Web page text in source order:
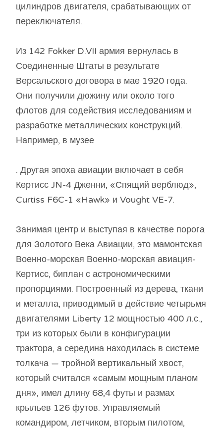
цилиндров двигателя, срабатывающих от
переключателя.
Из 142 Fokker D.VII армия вернулась в
Соединенные Штаты в результате
Версальского договора в мае 1920 года.
Они получили дюжину или около того
флотов для содействия исследованиям и
разработке металлических конструкций.
Например, в музее
. Другая эпоха авиации включает в себя
Кертисс JN-4 Дженни, «Спящий верблюд»,
Curtiss F6C-1 «Hawk» и Vought VE-7.
Занимая центр и выступая в качестве порога
для Золотого Века Авиации, это мамонтская
Военно-морская Военно-морская авиация-
Кертисс, биплан с астрономическими
пропорциями. Построенный из дерева, ткани
и металла, приводимый в действие четырьмя
двигателями Liberty 12 мощностью 400 л.с.,
три из которых были в конфигурации
трактора, а середина находилась в системе
толкача — тройной вертикальный хвост,
который считался «самым мощным планом
дня», имел длину 68,4 футы и размах
крыльев 126 футов. Управляемый
командиром, летчиком, вторым пилотом,